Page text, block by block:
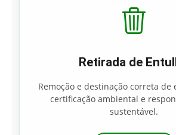
Retirada de
Remoção e destinação correta de
certificação ambiental e
sustentável.